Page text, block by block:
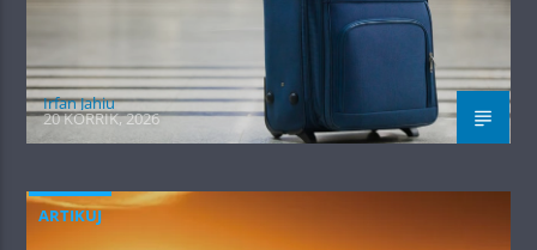
Irfan Jahiu
20 KORRIK, 2026
ARTIKUJ